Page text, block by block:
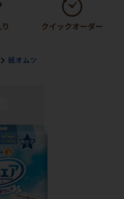
紙オムツ